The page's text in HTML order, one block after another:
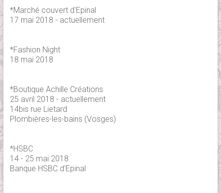
*Marché couvert d'Epinal
17 mai 2018 - actuellement
*Fashion Night
18 mai 2018
*Boutique Achille Créations
25 avril 2018 - actuellement
14bis rue Lietard
Plombières-les-bains (Vosges)
*HSBC
14 - 25 mai 2018
Banque HSBC d'Epinal